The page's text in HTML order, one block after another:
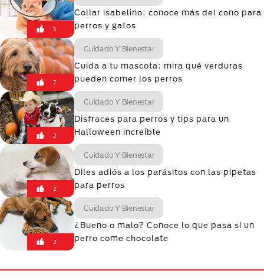
3
Collar isabelino: conoce más del cono para
perros y gatos
7
Cuidado Y Bienestar
Cuida a tu mascota: mira qué verduras
pueden comer los perros
2
Cuidado Y Bienestar
Disfraces para perros y tips para un
Halloween increíble
2
Cuidado Y Bienestar
Diles adiós a los parásitos con las pipetas
para perros
2
Cuidado Y Bienestar
¿Bueno o malo? Conoce lo que pasa si un
perro come chocolate